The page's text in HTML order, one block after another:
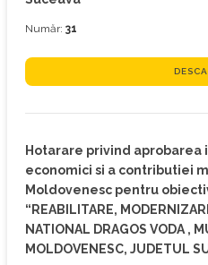
Număr: 31
Hotarare privind
economici si a contributiei
Moldovenesc pentru
“REABILITARE,
NATIONAL DRAGOS VODA ,
MOLDOVENESC, JUDETUL